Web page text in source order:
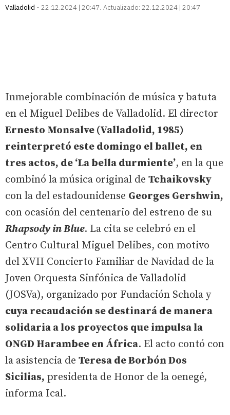
Valladolid
22.12.2024 | 20:47 Actualizado: 22.12.2024 | 20:47
Inmejorable combinación de música y batuta
en el Miguel Delibes de Valladolid. El director
Ernesto Monsalve (Valladolid, 1985)
reinterpretó este domingo el ballet, en
tres actos, de ‘La bella durmiente’, en la que
combinó la música original de Tchaikovsky
con la del estadounidense Georges Gershwin,
con ocasión del centenario del estreno de su
Rhapsody in Blue. La cita se celebró en el
Centro Cultural Miguel Delibes, con motivo
del XVII Concierto Familiar de Navidad de la
Joven Orquesta Sinfónica de Valladolid
(JOSVa), organizado por Fundación Schola y
cuya recaudación se destinará de manera
solidaria a los proyectos que impulsa la
ONGD Harambee en África. El acto contó con
la asistencia de Teresa de Borbón Dos
Sicilias, presidenta de Honor de la oenegé,
informa Ical.